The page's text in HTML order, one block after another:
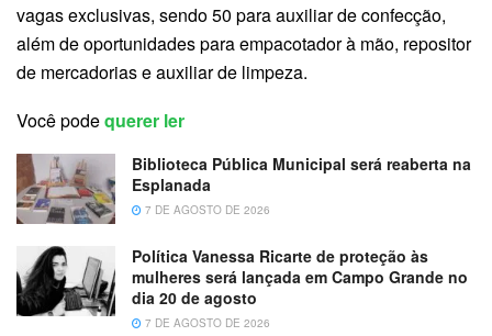
vagas exclusivas, sendo 50 para auxiliar de confecção,
além de oportunidades para empacotador à mão, repositor
de mercadorias e auxiliar de limpeza.
Você podequerer ler
Biblioteca Pública Municipal será reaberta na
Esplanada
7 DE AGOSTO DE 2026
Política Vanessa Ricarte de proteção às
mulheres será lançada em Campo Grande no
dia 20 de agosto
7 DE AGOSTO DE 2026